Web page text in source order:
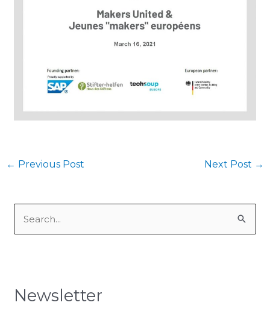
← Previous Post Next Post →
c
Newsletter